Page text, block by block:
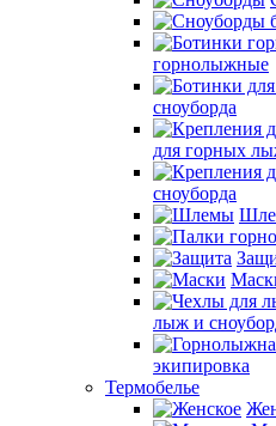
горнолыжные
сноуборда
для горных
сноуборда
лыж и
экипировка
Термобелье